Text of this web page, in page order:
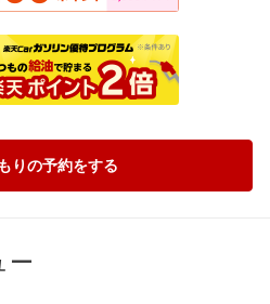
りの予約をする
ー